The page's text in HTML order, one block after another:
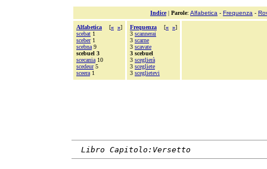
Indice| Parole: Alfabetica - Frequenza -
Alfabetica [« »]
scebat 1
sceber1
scebna 9
scebuel 3
scecania 10
scedeur5
sceera 1
Frequenza [« »]
3 scannerai
3 scarne
3 scavate
3 scebuel
3 sceglierà
3 scegliete
3 sceglietevi
Libro Capitolo:Versetto